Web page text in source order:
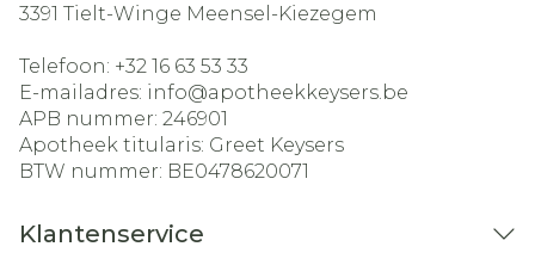
3391 Tielt-Winge Meensel-Kiezegem
Telefoon: +32 16 63 53 33
E-mailadres: info@apotheekkeysers.be
APB nummer: 246901
Apotheek titularis: Greet Keysers
BTW nummer: BE0478620071
Klantenservice